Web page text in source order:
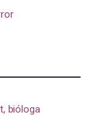
bióloga